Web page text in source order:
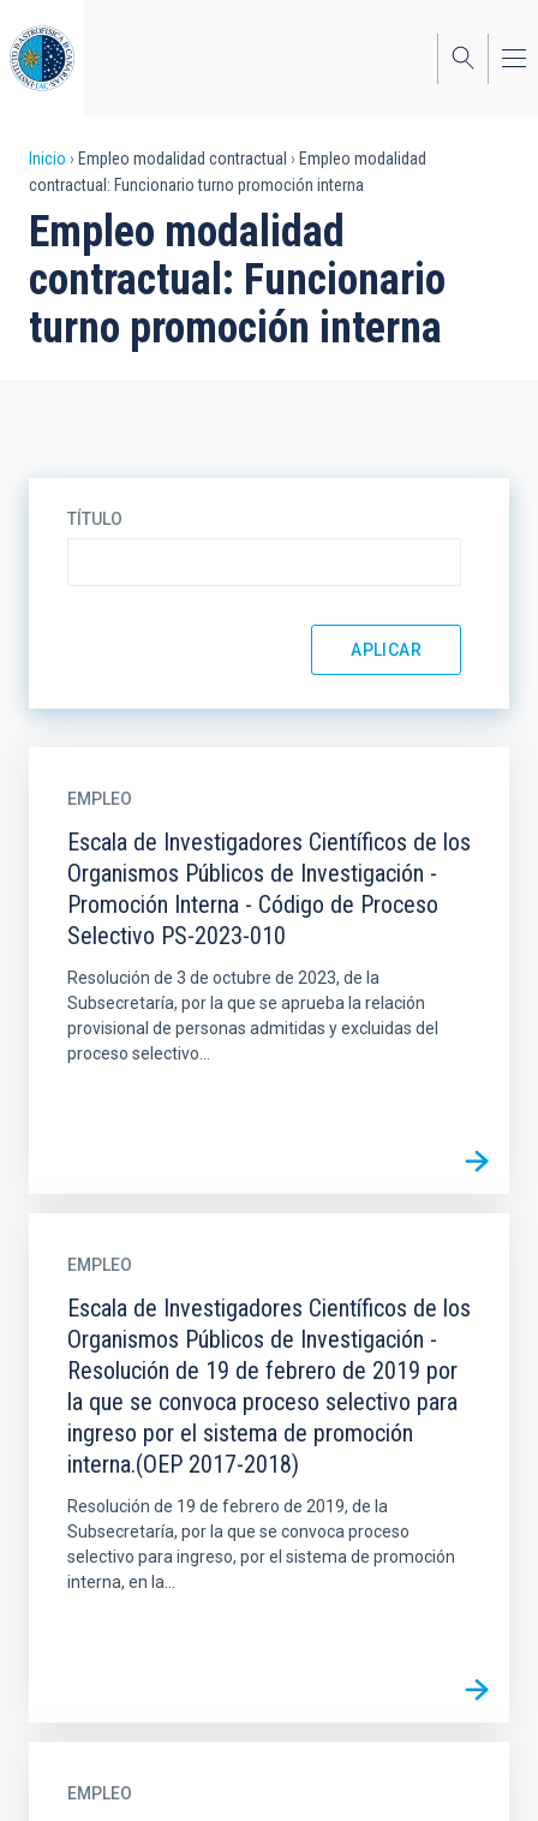
al
contenido
principal
Sobrescribir
enlaces
de
ayuda
a
Inicio Empleo modalidad contractual
Empleo modalidad
contractual: Funcionario turno promoción interna
Empleo modalidad
contractual: Funcionario
turno promoción interna
TÍTULO
EMPLEO
Escala de Investigadores Científicos de los
Organismos Públicos de Investigación -
Promoción Interna - Código de Proceso
Selectivo PS-2023-010
Resolución de 3 de octubre de 2023, de la
Subsecretaría, por la que se aprueba la relación
provisional de personas admitidas y excluidas del
proceso selectivo...
EMPLEO
Escala de Investigadores Científicos de los
Organismos Públicos de Investigación -
Resolución de 19 de febrero de 2019 por
la que se convoca proceso selectivo para
ingreso por el sistema de promoción
interna.(OEP 2017-2018)
Resolución de 19 de febrero de 2019, de la
Subsecretaría, por la que se convoca proceso
selectivo para ingreso, por el sistema de promoción
interna, en la...
EMPLEO